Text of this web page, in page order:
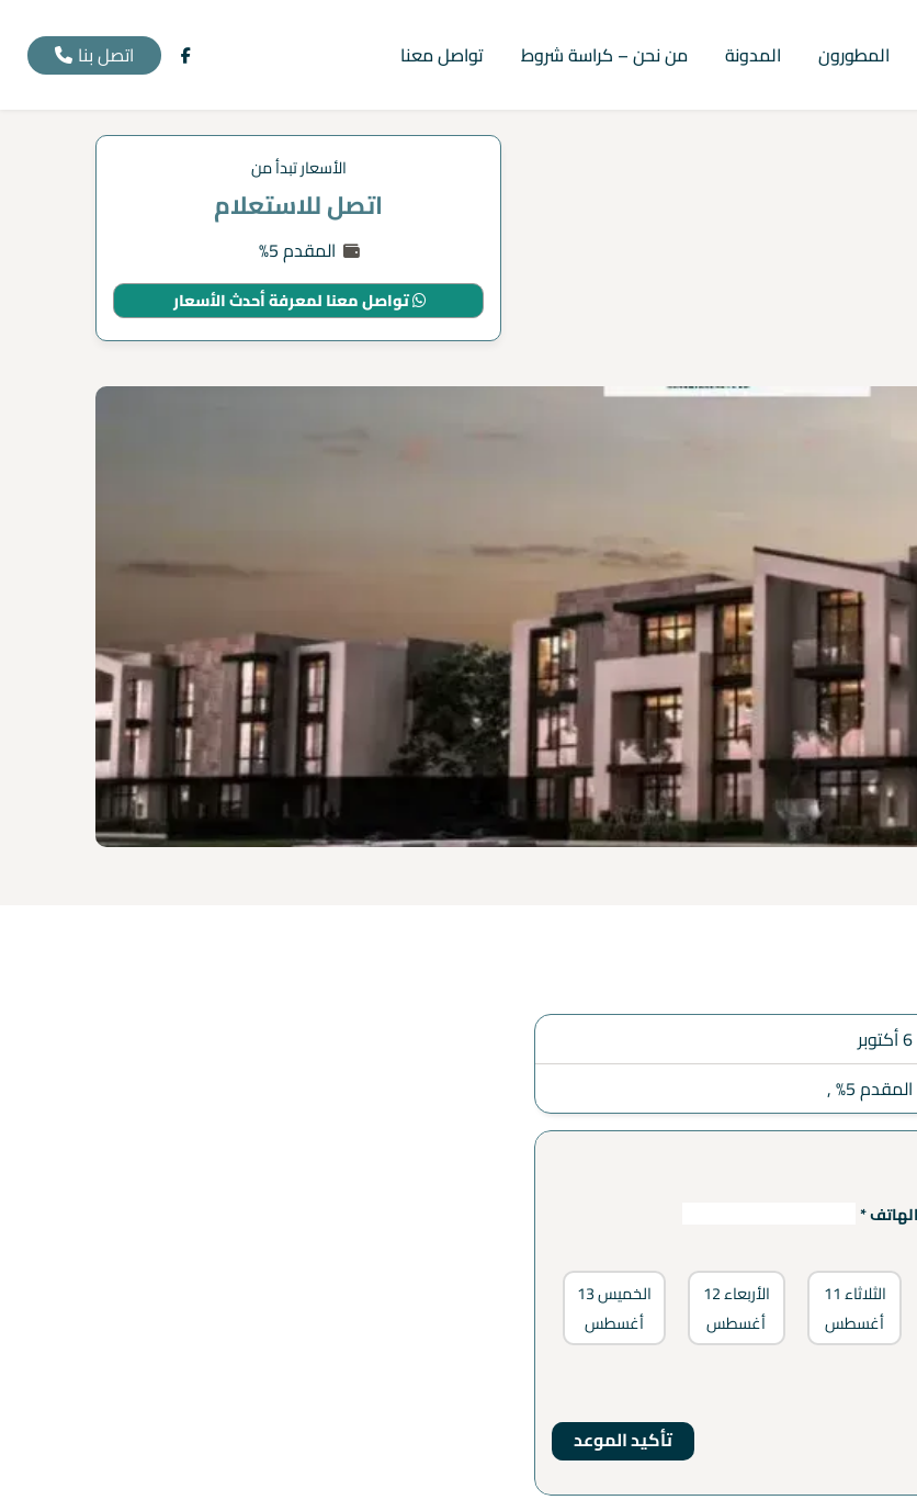
المطورون المدونة من نحن – كراسة شروط تواصل معنا اتصل بنا
الأسعار تبدأ من
اتصل للاستعلام
المقدم 5%
تواصل معنا لمعرفة أحدث الأسعار
6 أكتوبر
المقدم 5% ,
*
الثلاثاء11
أغسطس
الأربعاء12
أغسطس
الخميس13
أغسطس